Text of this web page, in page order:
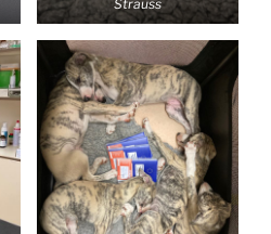
Strauss